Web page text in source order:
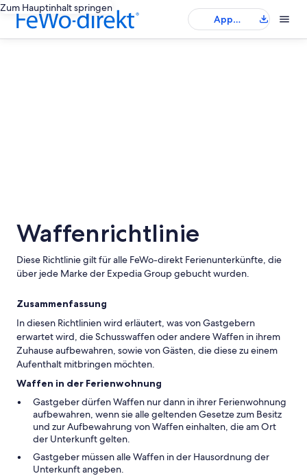
Zum Hauptinhalt springen
App
herunterladen
Waffenrichtlinie
Diese Richtlinie gilt für alle FeWo-direkt Ferienunterkünfte, die
über jede Marke der Expedia Group gebucht wurden.
Zusammenfassung
In diesen Richtlinien wird erläutert, was von Gastgebern
erwartet wird, die Schusswaffen oder andere Waffen in ihrem
Zuhause aufbewahren, sowie von Gästen, die diese zu einem
Aufenthalt mitbringen möchten.
Waffen in der Ferienwohnung
Gastgeber dürfen Waffen nur dann in ihrer Ferienwohnung
aufbewahren, wenn sie alle geltenden Gesetze zum Besitz
und zur Aufbewahrung von Waffen einhalten, die am Ort
der Unterkunft gelten.
Gastgeber müssen alle Waffen in der Hausordnung der
Unterkunft angeben.